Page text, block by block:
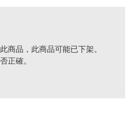
商品，此商品可能已下架。
正確。